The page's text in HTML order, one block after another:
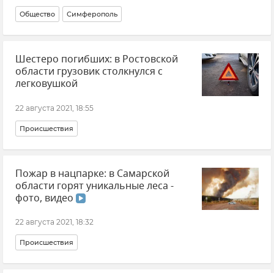
Общество Симферополь
Шестеро погибших: в Ростовской
области грузовик столкнулся с
легковушкой
22 августа 2021, 18:55
Происшествия
Пожар в нацпарке: в Самарской
области горят уникальные леса -
фото, видео
22 августа 2021, 18:32
Происшествия